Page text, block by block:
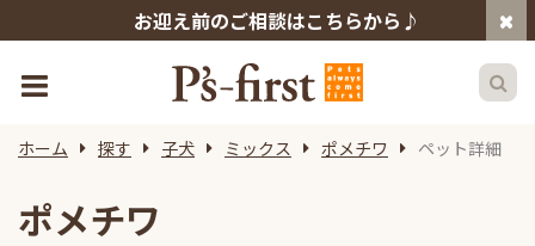
お迎え前のご相談はこちらから♪
ホーム 探す 子犬 ミックス ポメチワ ペット詳細
ポメチワ